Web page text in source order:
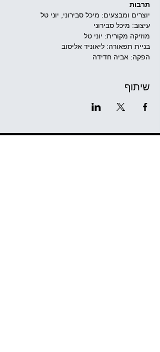
תרבות
יוצרים ומבצעים: מיכל סבירוני, יוני טל
עיצוב: מיכל סבירוני
מוזיקה מקורית: יוני טל
בניית תפאורה: ליאוניד אליסוב
הפקה: אביה חדידה
שיתוף